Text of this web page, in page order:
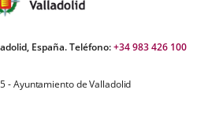
España. Teléfono:+34 983 426 100
- Ayuntamiento de Valladolid